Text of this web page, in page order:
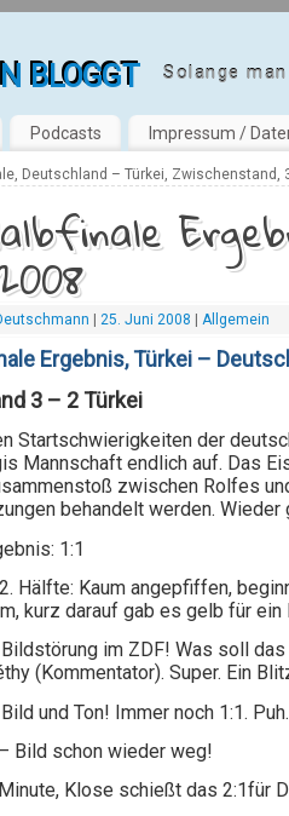
bloggt Solange
Podcasts Impressum /
Deutschland – Türkei, Zwischenstand,
| 25. Juni 2008 | Allgemein
Ergebnis, Türkei –
3 – 2 Türkei
Startschwierigkeiten der
Mannschaft endlich auf. Das
zwischen Rolfes
behandelt werden. Wieder
1:1
Hälfte: Kaum angepfiffen,
kurz darauf gab es gelb für ein
im ZDF! Was soll
(Kommentator). Super. Ein
und Ton! Immer noch 1:1. Puh.
Bild schon wieder weg!
Klose schießt das 2:1für